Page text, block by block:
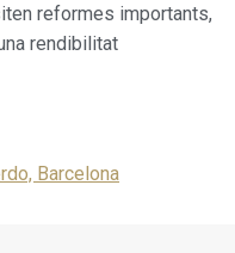
reformes importants,
rendibilitat
Barcelona